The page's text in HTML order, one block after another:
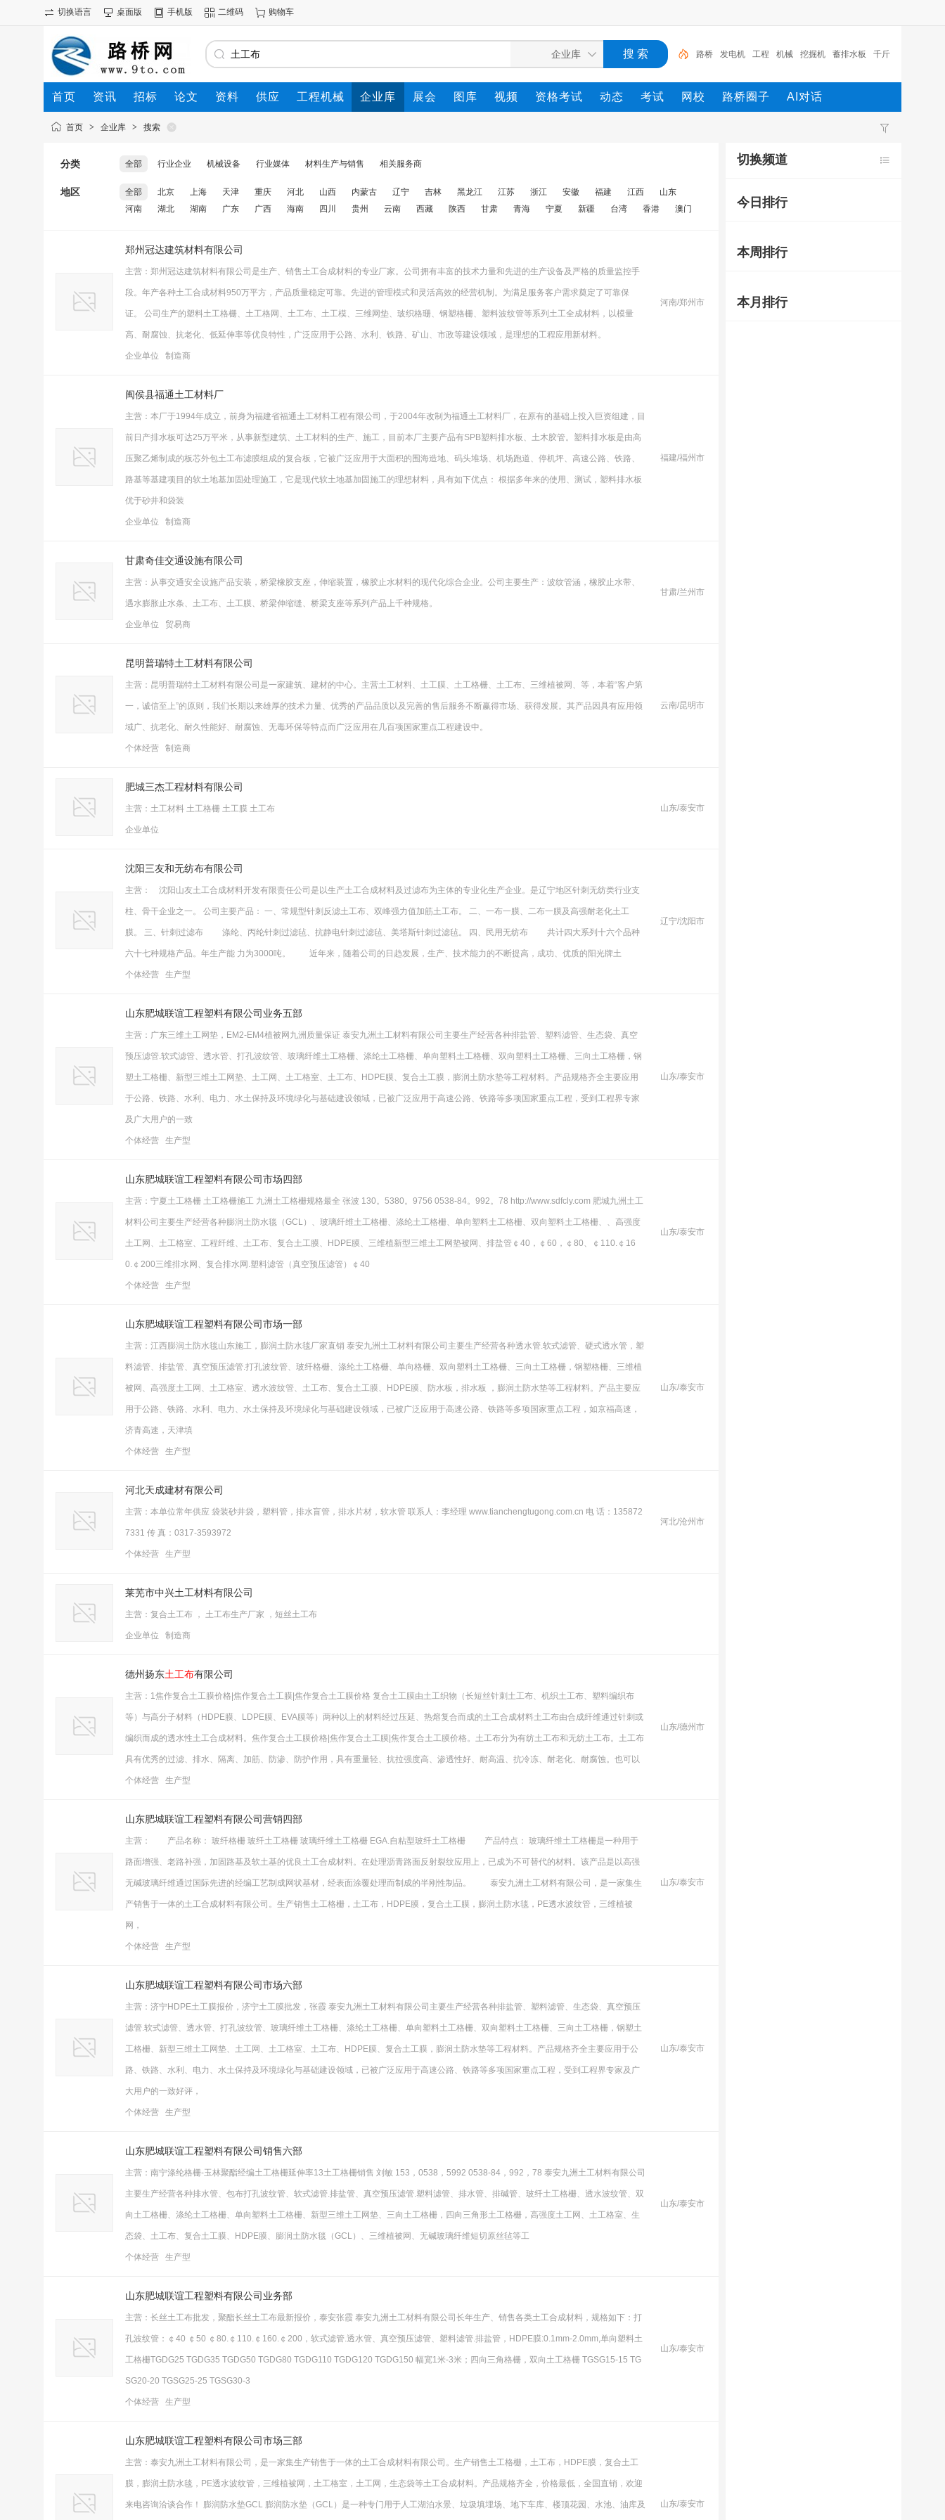
切换语言 桌面版 手机版 二维码 购物车
路桥 发电机 工程 机械 挖掘机 蓄排水板 千斤
顶 试验箱 土工格栅 土工布
首页 资讯 招标 论文 资料 供应 工程机械 企业库 展会 图库 视频 资格考试 动态 考试 网校 路桥圈子 AI对话
首页 > 企业库 > 搜索
分类 全部 行业企业 机械设备 行业媒体 材料生产与销售 相关服务商
地区 全部 北京 上海 天津 重庆 河北 山西 内蒙古 辽宁 吉林 黑龙江 江苏 浙江 安徽 福建 江西
山东
河南
湖北 湖南 广东 广西 海南 四川 贵州 云南 西藏 陕西 甘肃 青海 宁夏 新疆 台湾 香港 澳门
郑州冠达建筑材料有限公司
主营：郑州冠达建筑材料有限公司是生产、销售土工合成材料的专业厂家。公司拥有丰富的技术力量和先进的生产设备及严格的质量监控手
段。年产各种土工合成材料950万平方，产品质量稳定可靠。先进的管理模式和灵活高效的经营机制。为满足服务客户需求奠定了可靠保
证。 公司生产的塑料土工格栅、土工格网、土工布、土工模、三维网垫、玻织格珊、钢塑格栅、塑料波纹管等系列土工全成材料，以模量
高、耐腐蚀、抗老化、低延伸率等优良特性，广泛应用于公路、水利、铁路、矿山、市政等建设领域，是理想的工程应用新材料。
企业单位 制造商
河南/郑州市
闽侯县福通土工材料厂
主营：本厂于1994年成立，前身为福建省福通土工材料工程有限公司，于2004年改制为福通土工材料厂，在原有的基础上投入巨资组建，目
前日产排水板可达25万平米，从事新型建筑、土工材料的生产、施工，目前本厂主要产品有SPB塑料排水板、土木胶管。塑料排水板是由高
压聚乙烯制成的板芯外包土工布滤膜组成的复合板，它被广泛应用于大面积的围海造地、码头堆场、机场跑道、停机坪、高速公路、铁路、
路基等基建项目的软土地基加固处理施工，它是现代软土地基加固施工的理想材料，具有如下优点： 根据多年来的使用、测试，塑料排水板
优于砂井和袋装
企业单位 制造商
福建/福州市
甘肃奇佳交通设施有限公司
主营：从事交通安全设施产品安装，桥梁橡胶支座，伸缩装置，橡胶止水材料的现代化综合企业。公司主要生产：波纹管涵，橡胶止水带、
遇水膨胀止水条、土工布、土工膜、桥梁伸缩缝、桥梁支座等系列产品上千种规格。
企业单位 贸易商
甘肃/兰州市
昆明普瑞特土工材料有限公司
主营：昆明普瑞特土工材料有限公司是一家建筑、建材的中心。主营土工材料、土工膜、土工格栅、土工布、三维植被网、等，本着“客户第
一，诚信至上”的原则，我们长期以来雄厚的技术力量、优秀的产品品质以及完善的售后服务不断赢得市场、获得发展。其产品因具有应用领
域广、抗老化、耐久性能好、耐腐蚀、无毒环保等特点而广泛应用在几百项国家重点工程建设中。
个体经营 制造商
云南/昆明市
肥城三杰工程材料有限公司
主营：土工材料 土工格栅 土工膜 土工布
企业单位
山东/泰安市
沈阳三友和无纺布有限公司
主营： 沈阳山友土工合成材料开发有限责任公司是以生产土工合成材料及过滤布为主体的专业化生产企业。是辽宁地区针刺无纺类行业支
柱、骨干企业之一。 公司主要产品： 一、常规型针刺反滤土工布、双峰强力值加筋土工布。 二、一布一膜、二布一膜及高强耐老化土工
膜。 三、针刺过滤布 涤纶、丙纶针刺过滤毡、抗静电针刺过滤毡、美塔斯针刺过滤毡。 四、民用无纺布 共计四大系列十六个品种
六十七种规格产品。年生产能 力为3000吨。 近年来，随着公司的日趋发展，生产、技术能力的不断提高，成功、优质的阳光牌土
个体经营 生产型
辽宁/沈阳市
山东肥城联谊工程塑料有限公司业务五部
主营：广东三维土工网垫，EM2-EM4植被网九洲质量保证 泰安九洲土工材料有限公司主要生产经营各种排盐管、塑料滤管、生态袋、真空
预压滤管.软式滤管、透水管、打孔波纹管、玻璃纤维土工格栅、涤纶土工格栅、单向塑料土工格栅、双向塑料土工格栅、三向土工格栅，钢
塑土工格栅、新型三维土工网垫、土工网、土工格室、土工布、HDPE膜、复合土工膜，膨润土防水垫等工程材料。产品规格齐全主要应用
于公路、铁路、水利、电力、水土保持及环境绿化与基础建设领域，已被广泛应用于高速公路、铁路等多项国家重点工程，受到工程界专家
及广大用户的一致
个体经营 生产型
山东/泰安市
山东肥城联谊工程塑料有限公司市场四部
主营：宁夏土工格栅 土工格栅施工 九洲土工格栅规格最全 张波 130。5380。9756 0538-84。992。78 http://www.sdfcly.com 肥城九洲土工
材料公司主要生产经营各种膨润土防水毯（GCL）、玻璃纤维土工格栅、涤纶土工格栅、单向塑料土工格栅、双向塑料土工格栅、、高强度
土工网、土工格室、工程纤维、土工布、复合土工膜、HDPE膜、三维植新型三维土工网垫被网、排盐管￠40，￠60，￠80、￠110.￠16
0.￠200三维排水网、复合排水网.塑料滤管（真空预压滤管）￠40
个体经营 生产型
山东/泰安市
山东肥城联谊工程塑料有限公司市场一部
主营：江西膨润土防水毯山东施工，膨润土防水毯厂家直销 泰安九洲土工材料有限公司主要生产经营各种透水管.软式滤管、硬式透水管，塑
料滤管、排盐管、真空预压滤管.打孔波纹管、玻纤格栅、涤纶土工格栅、单向格栅、双向塑料土工格栅、三向土工格栅，钢塑格栅、三维植
被网、高强度土工网、土工格室、透水波纹管、土工布、复合土工膜、HDPE膜、防水板，排水板 ，膨润土防水垫等工程材料。产品主要应
用于公路、铁路、水利、电力、水土保持及环境绿化与基础建设领域，已被广泛应用于高速公路、铁路等多项国家重点工程，如京福高速，
济青高速，天津填
个体经营 生产型
山东/泰安市
河北天成建材有限公司
主营：本单位常年供应 袋装砂井袋，塑料管，排水盲管，排水片材，软水管 联系人：李经理 www.tianchengtugong.com.cn 电 话：135872
7331 传 真：0317-3593972
个体经营 生产型
河北/沧州市
莱芜市中兴土工材料有限公司
主营：复合土工布 ， 土工布生产厂家 ，短丝土工布
企业单位 制造商
德州扬东土工布有限公司
主营：1焦作复合土工膜价格|焦作复合土工膜|焦作复合土工膜价格 复合土工膜由土工织物（长短丝针刺土工布、机织土工布、塑料编织布
等）与高分子材料（HDPE膜、LDPE膜、EVA膜等）两种以上的材料经过压延、热熔复合而成的土工合成材料土工布由合成纤维通过针刺或
编织而成的透水性土工合成材料。焦作复合土工膜价格|焦作复合土工膜|焦作复合土工膜价格。土工布分为有纺土工布和无纺土工布。土工布
具有优秀的过滤、排水、隔离、加筋、防渗、防护作用，具有重量轻、抗拉强度高、渗透性好、耐高温、抗冷冻、耐老化、耐腐蚀。也可以
个体经营 生产型
山东/德州市
山东肥城联谊工程塑料有限公司营销四部
主营： 产品名称： 玻纤格栅 玻纤土工格栅 玻璃纤维土工格栅 EGA.自粘型玻纤土工格栅 产品特点： 玻璃纤维土工格栅是一种用于
路面增强、老路补强，加固路基及软土基的优良土工合成材料。在处理沥青路面反射裂纹应用上，已成为不可替代的材料。该产品是以高强
无碱玻璃纤维通过国际先进的经编工艺制成网状基材，经表面涂覆处理而制成的半刚性制品。 泰安九洲土工材料有限公司，是一家集生
产销售于一体的土工合成材料有限公司。生产销售土工格栅，土工布，HDPE膜，复合土工膜，膨润土防水毯，PE透水波纹管，三维植被
网，
个体经营 生产型
山东/泰安市
山东肥城联谊工程塑料有限公司市场六部
主营：济宁HDPE土工膜报价，济宁土工膜批发，张霞 泰安九洲土工材料有限公司主要生产经营各种排盐管、塑料滤管、生态袋、真空预压
滤管.软式滤管、透水管、打孔波纹管、玻璃纤维土工格栅、涤纶土工格栅、单向塑料土工格栅、双向塑料土工格栅、三向土工格栅，钢塑土
工格栅、新型三维土工网垫、土工网、土工格室、土工布、HDPE膜、复合土工膜，膨润土防水垫等工程材料。产品规格齐全主要应用于公
路、铁路、水利、电力、水土保持及环境绿化与基础建设领域，已被广泛应用于高速公路、铁路等多项国家重点工程，受到工程界专家及广
大用户的一致好评，
个体经营 生产型
山东/泰安市
山东肥城联谊工程塑料有限公司销售六部
主营：南宁涤纶格栅-玉林聚酯经编土工格栅延伸率13土工格栅销售 刘敏 153，0538，5992 0538-84，992，78 泰安九洲土工材料有限公司
主要生产经营各种排水管、包布打孔波纹管、软式滤管.排盐管、真空预压滤管.塑料滤管、排水管、排碱管、玻纤土工格栅、透水波纹管、双
向土工格栅、涤纶土工格栅、单向塑料土工格栅、新型三维土工网垫、三向土工格栅，四向三角形土工格栅，高强度土工网、土工格室、生
态袋、土工布、复合土工膜、HDPE膜、膨润土防水毯（GCL）、三维植被网、无碱玻璃纤维短切原丝毡等工
个体经营 生产型
山东/泰安市
山东肥城联谊工程塑料有限公司业务部
主营：长丝土工布批发，聚酯长丝土工布最新报价，泰安张霞 泰安九洲土工材料有限公司长年生产、销售各类土工合成材料，规格如下：打
孔波纹管：￠40 ￠50 ￠80.￠110.￠160.￠200，软式滤管.透水管、真空预压滤管、塑料滤管.排盐管，HDPE膜:0.1mm-2.0mm,单向塑料土
工格栅TGDG25 TGDG35 TGDG50 TGDG80 TGDG110 TGDG120 TGDG150 幅宽1米-3米；四向三角格栅，双向土工格栅 TGSG15-15 TG
SG20-20 TGSG25-25 TGSG30-3
个体经营 生产型
山东/泰安市
山东肥城联谊工程塑料有限公司市场三部
主营：泰安九洲土工材料有限公司，是一家集生产销售于一体的土工合成材料有限公司。生产销售土工格栅，土工布，HDPE膜，复合土工
膜，膨润土防水毯，PE透水波纹管，三维植被网，土工格室，土工网，生态袋等土工合成材料。产品规格齐全，价格最低，全国直销，欢迎
来电咨询洽谈合作！ 膨润防水垫GCL 膨润防水垫（GCL）是一种专门用于人工湖泊水景、垃圾填埋场、地下车库、楼顶花园、水池、油库及 山东/泰安市
切换频道
今日排行
本周排行
本月排行